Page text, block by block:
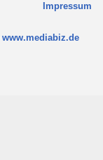
Impressum
www.mediabiz.de